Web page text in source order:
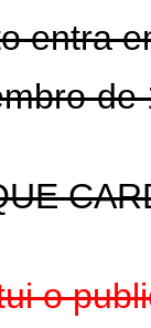
entra
de
o